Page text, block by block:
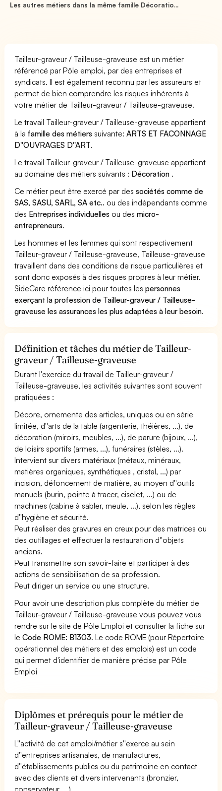
Les autres métiers dans la même famille Décoratio...
Tailleur-graveur / Tailleuse-graveuse est un métier
référencé par Pôle emploi, par des entreprises et
syndicats. Il est également reconnu par les assureurs et
permet de bien comprendre les risques inhérents à
votre métier de Tailleur-graveur / Tailleuse-graveuse.
Le travail Tailleur-graveur / Tailleuse-graveuse appartient
à la famille des métiers suivante:ARTS ET FACONNAGE
D''OUVRAGES D''ART.
Le travail Tailleur-graveur / Tailleuse-graveuse appartient
au domaine des métiers suivants : Décoration .
Ce métier peut être exercé par dessociétés comme de
SAS, SASU, SARL, SA etc.. ou des indépendants comme
des Entreprises individuelles ou desmicro-
entrepreneurs.
Les hommes et les femmes qui sont respectivement
Tailleur-graveur / Tailleuse-graveuse, Tailleuse-graveuse
travaillent dans des conditions de risque particulières et
sont donc exposés à des risques propres à leur métier.
SideCare référence ici pour toutes lespersonnes
exerçant la profession de Tailleur-graveur / Tailleuse-
graveuse les assurances les plus adaptées à leur besoin.
Définition et tâches du métier de Tailleur-
graveur / Tailleuse-graveuse
Durant l'exercice du travail de Tailleur-graveur /
Tailleuse-graveuse, les activités suivantes sont souvent
pratiquées :
Décore, ornemente des articles, uniques ou en série
limitée, d''arts de la table (argenterie, théières, ...), de
décoration (miroirs, meubles, ...), de parure (bijoux, ...),
de loisirs sportifs (armes, ...), funéraires (stèles, ...).
Intervient sur divers matériaux (métaux, minéraux,
matières organiques, synthétiques , cristal, ...) par
incision, défoncement de matière, au moyen d''outils
manuels (burin, pointe à tracer, ciselet, ...) ou de
machines (cabine à sabler, meule, ...), selon les règles
d''hygiène et sécurité.
Peut réaliser des gravures en creux pour des matrices ou
des outillages et effectuer la restauration d''objets
anciens.
Peut transmettre son savoir-faire et participer à des
actions de sensibilisation de sa profession.
Peut diriger un service ou une structure.
Pour avoir une description plus complète du métier de
Tailleur-graveur / Tailleuse-graveuse vous pouvez vous
rendre sur le site de Pôle Emploi et consulter la fiche sur
leCode ROME: B1303. Le code ROME (pour Répertoire
opérationnel des métiers et des emplois) est un code
qui permet d'identifier de manière précise par Pôle
Emploi
Diplômes et prérequis pour le métier de
Tailleur-graveur / Tailleuse-graveuse
L''activité de cet emploi/métier s''exerce au sein
d''entreprises artisanales, de manufactures,
d''établissements publics ou du patrimoine en contact
avec des clients et divers intervenants (bronzier,
conservateur, ...).